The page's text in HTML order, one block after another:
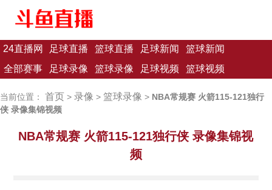
24直播网 足球直播 篮球直播 足球新闻
篮球新闻
全部赛事
足球录像 篮球录像 足球视频 篮球视频
当前位置： 首页 > 录像 > 篮球录像 > NBA常规赛 火箭115-121独行
侠 录像集锦视频
NBA常规赛 火箭115-121独行侠 录像集锦视
频